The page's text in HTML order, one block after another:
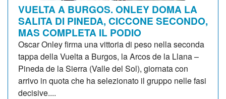
VUELTA A BURGOS. ONLEY DOMA LA
SALITA DI PINEDA, CICCONE SECONDO,
MAS COMPLETA IL PODIO
Oscar Onley firma una vittoria di peso nella seconda
tappa della Vuelta a Burgos, la Arcos de la Llana –
Pineda de la Sierra (Valle del Sol), giornata con
arrivo in quota che ha selezionato il gruppo nelle fasi
decisive....